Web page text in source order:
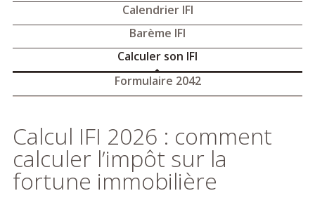
Calendrier IFI
Barème IFI
Calculer son IFI
Formulaire 2042
Calcul IFI 2026 : comment
calculer l’impôt sur la
fortune immobilière